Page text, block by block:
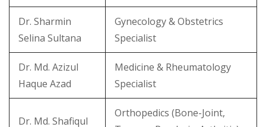
Dr. Sharmin
Selina Sultana
Gynecology & Obstetrics
Specialist
Dr. Md. Azizul
Haque Azad
Medicine & Rheumatology
Specialist
Dr. Md. Shafiqul
Orthopedics (Bone-Joint,